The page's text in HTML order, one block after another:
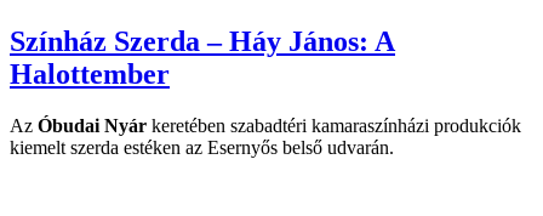
Színház Szerda – Háy János: A
Halottember
Az Óbudai Nyár keretében szabadtéri kamaraszínházi produkciók
kiemelt szerda estéken az Esernyős belső udvarán.